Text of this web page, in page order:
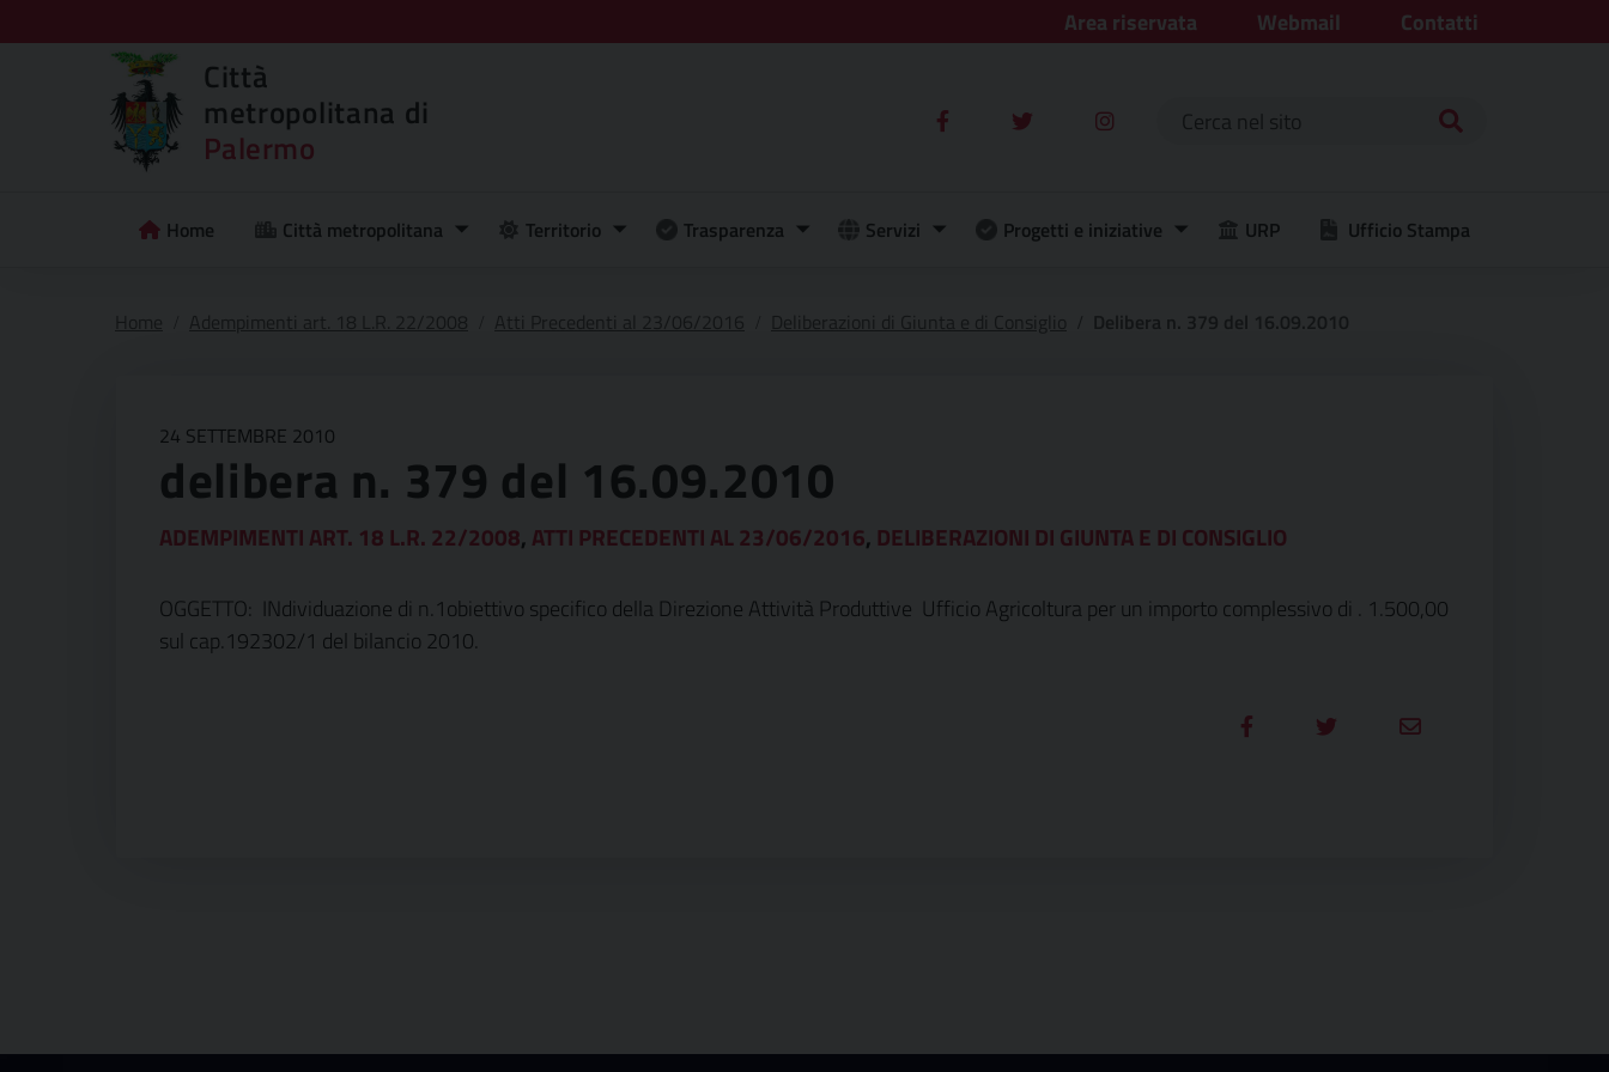
Area riservata Webmail Contatti
Città
metropolitana di
Palermo Ricerca per:
Home Città metropolitana Territorio Trasparenza Servizi Progetti e iniziative URP Ufficio Stampa
24 SETTEMBRE 2010
delibera n. 379 del 16.09.2010
ADEMPIMENTI ART. 18 L.R. 22/2008, ATTI PRECEDENTI AL 23/06/2016, DELIBERAZIONI DI GIUNTA E DI CONSIGLIO
OGGETTO: INdividuazione di n.1obiettivo specifico della Direzione Attività Produttive  Ufficio Agricoltura per un importo complessivo di . 1.500,00
sul cap.192302/1 del bilancio 2010.